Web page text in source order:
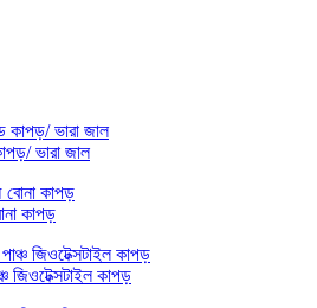
ভারা জাল
কাপড়
জিওটেক্সটাইল কাপড়